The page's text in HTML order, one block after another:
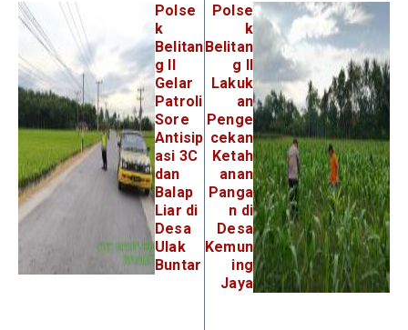
Polse
k
Belitan
g II
Gelar
Patroli
Sore
Antisip
asi 3C
dan
Balap
Liar di
Desa
Ulak
Buntar
Polse
k
Belitan
g II
Lakuk
an
Penge
cekan
Ketah
anan
Panga
n di
Desa
Kemun
ing
Jaya